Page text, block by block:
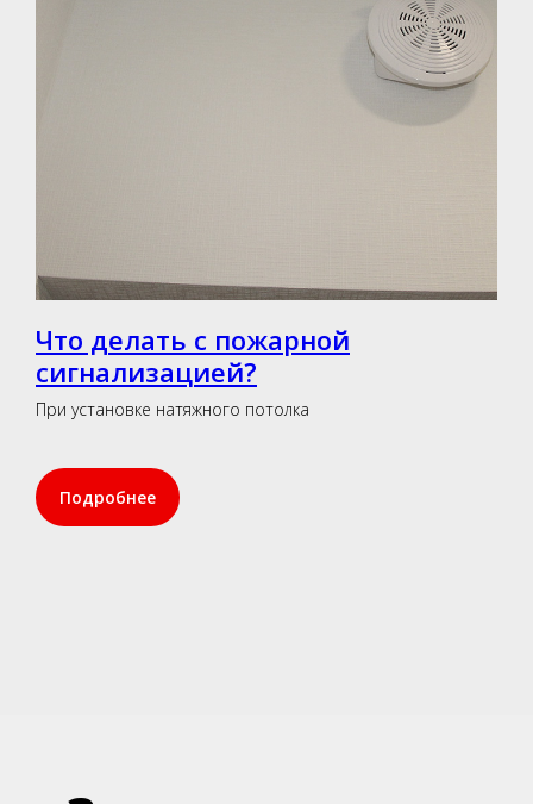
Что делать с пожарной
сигнализацией?
При установке натяжного потолка
Подробнее